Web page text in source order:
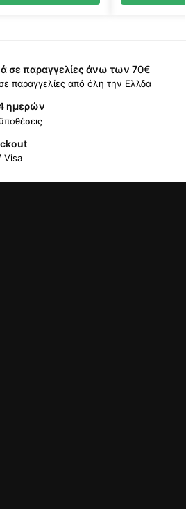
σε παραγγελίες άνω των 70€
παραγγελίες από όλη την Ελλδα
ημερών
Visa